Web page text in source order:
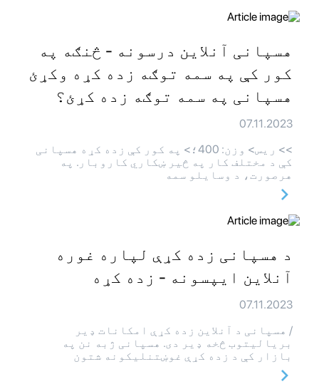
هسپانی آنلاین درسونه - څنګه په
کور کې په سمه توګه زده کړه وکړئ
هسپانی په سمه توګه زده کړئ؟
07.11.2023
>> ريس> وزن: 400؛> په کور کې زده کړه هسپانی
کې د مختلف کار په څیر ښکاري کاروبار. په
هرصورت، د وسایلو سمه
د هسپانی زده کړې لپاره غوره
آنلاین ایپسونه - زده کړه
07.11.2023
/ هسپانی د آنلاین زده کړې امکانات ډیر
بریالیتوب څخه ډیر دی. هسپانی ژبه نن په
بازار کې د زده کړې غوښتنلیکونه شتون